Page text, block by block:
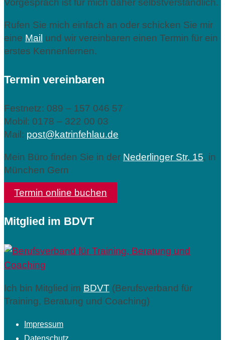
Vorgespräch ist für mich daher selbstverständlich.
Rufen Sie mich einfach an oder schicken Sie mir
eine Mail und wir vereinbaren einen Termin für ein
erstes Kennenlernen.
Termin vereinbaren
Festnetz: 089 – 157 046 57
Mobil: 0178 – 322 00 03
Mail: post@katrinfehlau.de
Mein Büro finden Sie in der Nederlinger Str. 15, in
München Gern
Termin online buchen
Mitglied im BDVT
Ich bin Mitglied im BDVT (Berufsverband für
Training, Beratung und Coaching)
Impressum
Datenschutz